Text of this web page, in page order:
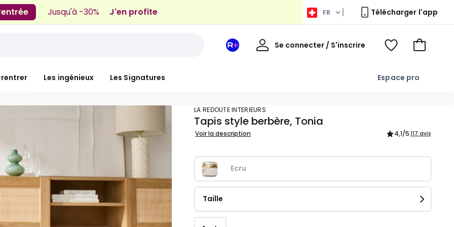
Jusqu'à -30% J'en profite FR Télécharger l'app
Les ingénieux Les Signatures Espace pro
Votre
Se connecter / S'inscrire
Bienvenue
Voir
Aller
LA REDOUTE INTERIEURS
Tapis style berbère, Tonia
Voir la description 4,1/5 117 avis
Ecru
Taille